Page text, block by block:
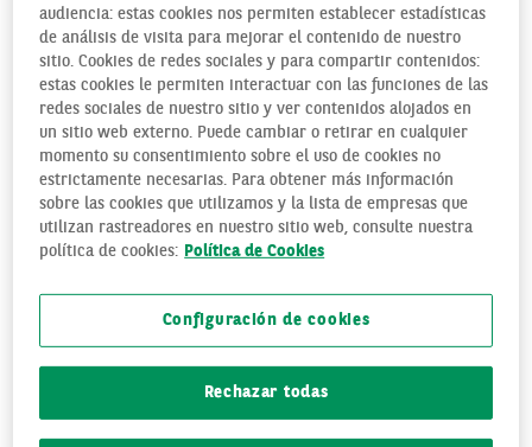
El objetivo del Comercio Justo es mejorar el acceso al
mercado de los productores más desfavorecidos y cambiar
audiencia: estas cookies nos permiten establecer estadísticas
de análisis de visita para mejorar el contenido de nuestro
sitio. Cookies de redes sociales y para compartir contenidos:
estas cookies le permiten interactuar con las funciones de las
redes sociales de nuestro sitio y ver contenidos alojados en
un sitio web externo. Puede cambiar o retirar en cualquier
momento su consentimiento sobre el uso de cookies no
estrictamente necesarias. Para obtener más información
sobre las cookies que utilizamos y la lista de empresas que
utilizan rastreadores en nuestro sitio web, consulte nuestra
política de cookies:
Política de Cookies
Configuración de cookies
Rechazar todas